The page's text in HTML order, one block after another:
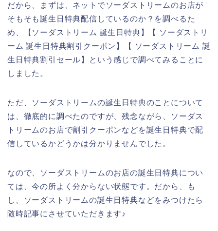
だから、まずは、ネットでソーダストリームのお店が
そもそも誕生日特典配信しているのか？を調べるた
め、【ソーダストリーム 誕生日特典】【 ソーダストリ
ーム 誕生日特典割引クーポン】【 ソーダストリーム 誕
生日特典割引セール】という感じで調べてみることに
しました。
ただ、ソーダストリームの誕生日特典のことについて
は、徹底的に調べたのですが、残念ながら、ソーダス
トリームのお店で割引クーポンなどを誕生日特典で配
信しているかどうかは分かりませんでした。
なので、ソーダストリームのお店の誕生日特典につい
ては、今の所よく分からない状態です。だから、も
し、ソーダストリームの誕生日特典などをみつけたら
随時記事にさせていただきます♪